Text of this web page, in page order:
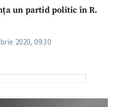
un partid politic în R.
2020, 09:30